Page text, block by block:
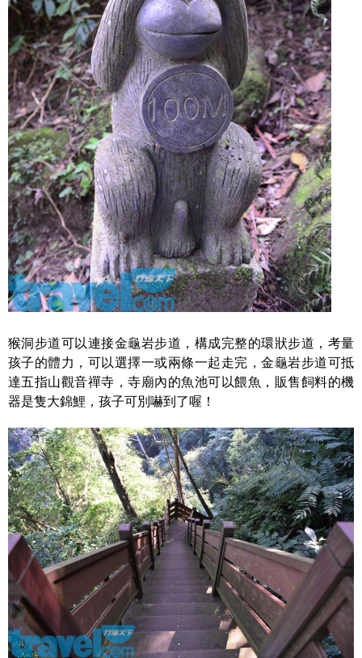
猴洞步道可以連接金龜岩步道，構成完整的環狀步道，考量
孩子的體力，可以選擇一或兩條一起走完，金龜岩步道可抵
達五指山觀音禪寺，寺廟內的魚池可以餵魚，販售飼料的機
器是隻大錦鯉，孩子可別嚇到了喔！